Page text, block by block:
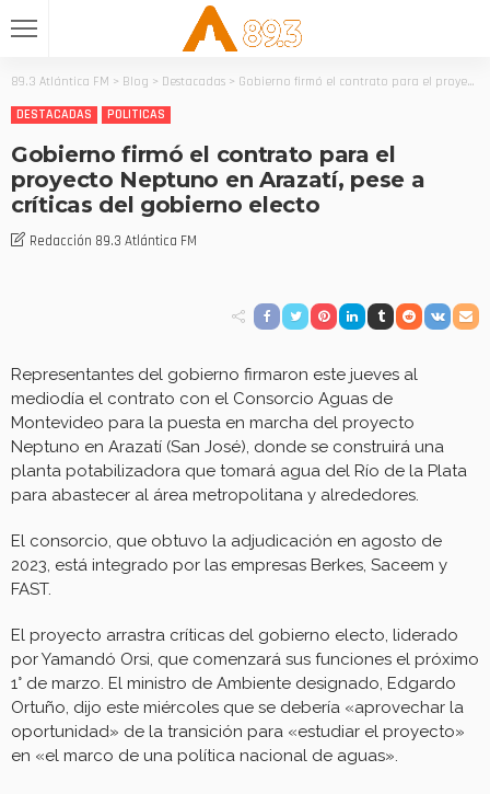
89.3 Atlántica FM > Blog > Destacadas > Gobierno firmó el contrato para el proyecto Neptuno en Arazatí, pese a críticas del gobierno electo
DESTACADAS
POLITICAS
Gobierno firmó el contrato para el
proyecto Neptuno en Arazatí, pese a
críticas del gobierno electo
Redacción 89.3 Atlántica FM
Representantes del gobierno firmaron este jueves al
mediodía el contrato con el Consorcio Aguas de
Montevideo para la puesta en marcha del proyecto
Neptuno en Arazatí (San José), donde se construirá una
planta potabilizadora que tomará agua del Río de la Plata
para abastecer al área metropolitana y alrededores.
El consorcio, que obtuvo la adjudicación en agosto de
2023, está integrado por las empresas Berkes, Saceem y
FAST.
El proyecto arrastra críticas del gobierno electo, liderado
por Yamandó Orsi, que comenzará sus funciones el próximo
1° de marzo. El ministro de Ambiente designado, Edgardo
Ortuño, dijo este miércoles que se debería «aprovechar la
oportunidad» de la transición para «estudiar el proyecto»
en «el marco de una política nacional de aguas».